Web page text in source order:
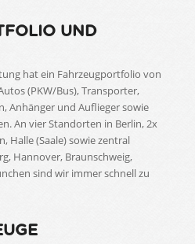
UND
hat ein Fahrzeugportfolio von
(PKW/Bus), Transporter,
Anhänger und Auflieger sowie
An vier Standorten in Berlin, 2x
Halle (Saale) sowie zentral
Hannover, Braunschweig,
sind wir immer schnell zu